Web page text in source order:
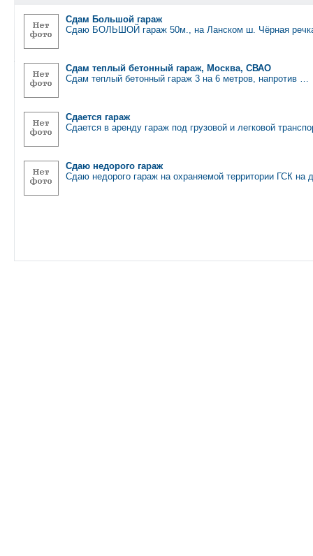
Сдам Большой гараж
Сдаю БОЛЬШОЙ гараж 50м., на Ланском ш. Чёрная
Сдам теплый бетонный гараж, Москва, СВАО
Сдам теплый бетонный гараж 3 на 6 метров, напротив …
Сдается гараж
Сдается в аренду гараж под грузовой и легковой
Сдаю недорого гараж
Сдаю недорого гараж на охраняемой территории ГСК на